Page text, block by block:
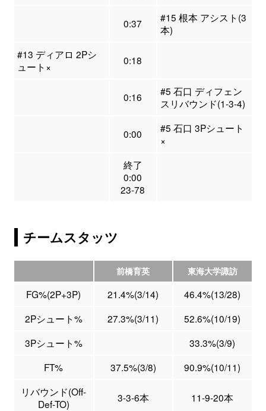
0:37
#15 根本 アシスト(3
本)
#13 ディアロ 2Pシ
ュート×
0:18
0:16
#5 石口 ディフェン
スリバウンド(1-3-4)
0:00
#5 石口 3Pシュート
×
終了
0:00
23-78
チームスタッツ
前橋育英 東海大学諏訪
FG%(2P+3P) 21.4%(3/14)
46.4%(13/28)
2Pシュート%
27.3%(3/11)
52.6%(10/19)
3Pシュート%
33.3%(3/9)
FT%
37.5%(3/8)
90.9%(10/11)
リバウンド(Off-
Def-TO)
3-3-6本 11-9-20本